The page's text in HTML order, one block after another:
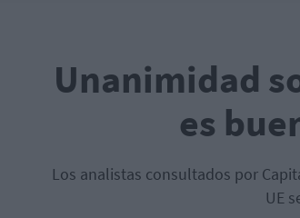
Unanimidad
es
Los analistas consultados por
UE